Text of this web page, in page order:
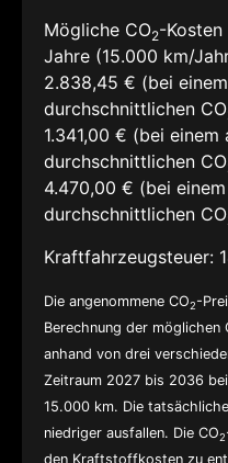
Mögliche CO2-Kosten
Jahre (15.000 km/
2.838,45 € (bei
durchschnittlichen CO
1.341,00 € (bei
durchschnittlichen CO
4.470,00 € (bei
durchschnittlichen CO
Kraftfahrzeugsteuer:
Die angenommene CO2-
Berechnung der möglichen
anhand von drei
Zeitraum 2027 bis 2036
15.000 km. Die
niedriger ausfallen. Die CO2
den Kraftstoffkosten zu